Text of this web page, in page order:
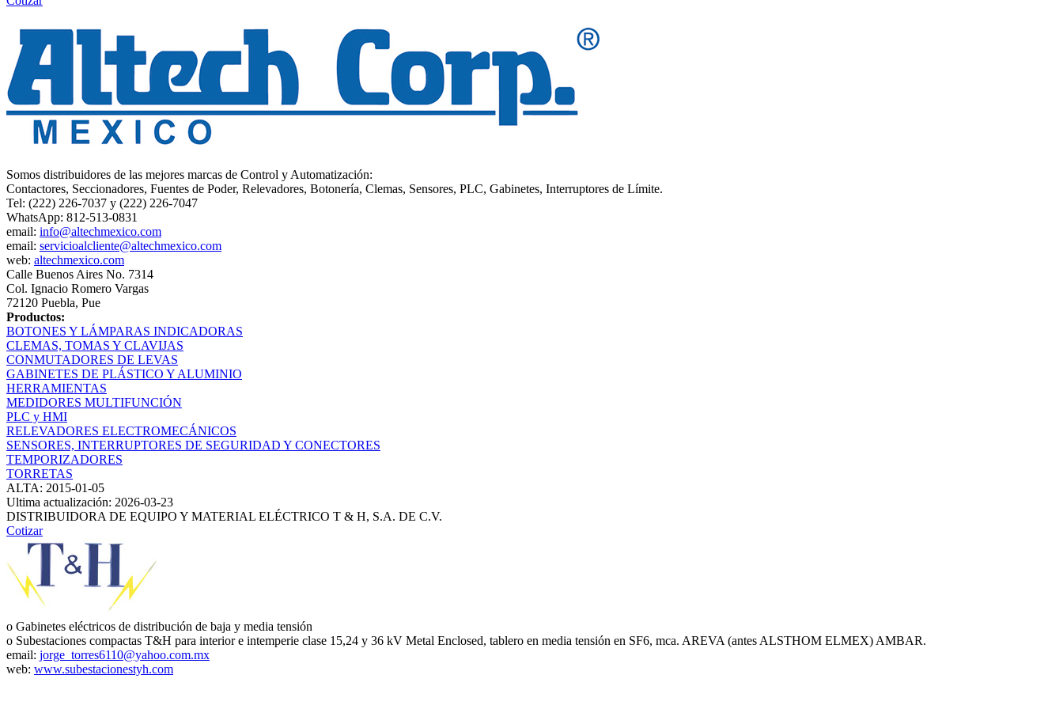
Somos distribuidores de las mejores marcas de Control y Automatización:
Contactores, Seccionadores, Fuentes de Poder, Relevadores, Botonería, Clemas, Sensores, PLC, Gabinetes, Interruptores de Límite.
Tel: (222) 226-7037 y (222) 226-7047
WhatsApp: 812-513-0831
email: info@altechmexico.com
email: servicioalcliente@altechmexico.com
web: altechmexico.com
Calle Buenos Aires No. 7314
Col. Ignacio Romero Vargas
72120 Puebla, Pue
Productos:
BOTONES Y LÁMPARAS INDICADORAS
CLEMAS, TOMAS Y CLAVIJAS
CONMUTADORES DE LEVAS
GABINETES DE PLÁSTICO Y ALUMINIO
HERRAMIENTAS
MEDIDORES MULTIFUNCIÓN
PLC y HMI
RELEVADORES ELECTROMECÁNICOS
SENSORES, INTERRUPTORES DE SEGURIDAD Y CONECTORES
TEMPORIZADORES
TORRETAS
ALTA: 2015-01-05
Ultima actualización: 2026-03-23
DISTRIBUIDORA DE EQUIPO Y MATERIAL ELÉCTRICO T & H, S.A. DE C.V.
Cotizar
o Gabinetes eléctricos de distribución de baja y media tensión
o Subestaciones compactas T&H para interior e intemperie clase 15,24 y 36 kV Metal Enclosed, tablero en media tensión en SF6, mca. AREVA (antes ALSTHOM ELMEX) AMBAR.
email: jorge_torres6110@yahoo.com.mx
web: www.subestacionestyh.com